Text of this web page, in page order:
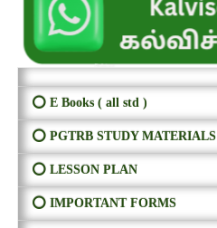
⭕ E Books ( all std )
⭕ PGTRB STUDY MATERIALS
⭕ LESSON PLAN
⭕ IMPORTANT FORMS